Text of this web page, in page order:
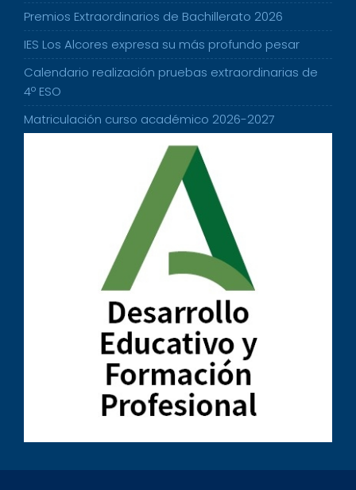
Premios Extraordinarios de Bachillerato 2026
IES Los Alcores expresa su más profundo pesar
Calendario realización pruebas extraordinarias de
4º ESO
Matriculación curso académico 2026-2027